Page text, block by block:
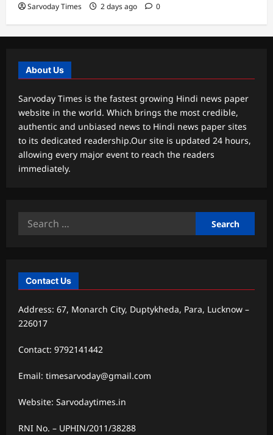
Sarvoday Times 2 days ago 0
About Us
Sarvoday Times is the fastest growing Hindi news paper
website in the world. Which brings the most credible,
authentic and unbiased news to Hindi news paper sites
to its dedicated readership.Our site is updated 24 hours,
allowing every major event to reach the readers
immediately.
Search
Contact Us
Address: 67, Monarch City, Duptykheda, Para, Lucknow –
226017
Contact: 9792141442
Email: timesarvoday@gmail.com
Website: Sarvodaytimes.in
RNI No. – UPHIN/2011/38288